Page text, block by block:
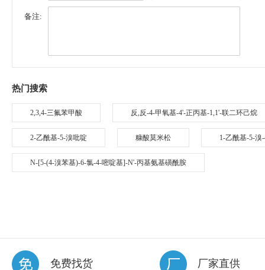
备注:
热门搜索
2,3,4-三氟苯甲酸 反,反-4-甲氧基-4'-正丙基-1,1'-联二环己烷
2-乙酰基-5-溴吡啶 糠酸莫米松 1-乙酰基-5-溴
N-[5-(4-溴苯基)-6-氯-4-嘧啶基]-N'-丙基氨基磺酰胺
免费找货 厂家直供